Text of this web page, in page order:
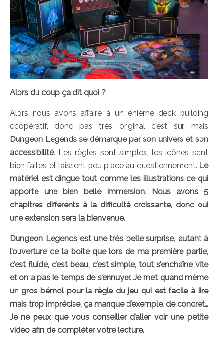
Alors du coup ça dit quoi ?
Alors nous avons affaire à un énième deck building
coopératif, donc pas très original c’est sur, mais
Dungeon Legends se démarque par son univers et son
accessibilité. Les règles sont simples, les icônes sont
bien faites et laissent peu place au questionnement. Le
matériel est dingue tout comme les illustrations ce qui
apporte une bien belle immersion. Nous avons 5
chapitres differents à la difficulté croissante, donc oui
une extension sera la bienvenue.
Dungeon Legends est une très belle surprise, autant à
l’ouverture de la boite que lors de ma première partie,
c’est fluide, c’est beau, c’est simple, tout s’enchaîne vite
et on a pas le temps de s’ennuyer. Je met quand même
un gros bémol pour la règle du jeu qui est facile à lire
mais trop imprécise, ça manque d’exemple, de concret…
Je ne peux que vous conseiller d’aller voir une petite
vidéo afin de compléter votre lecture.